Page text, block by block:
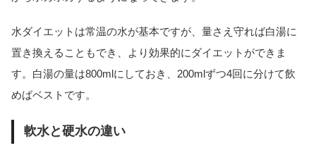
水ダイエットは常温の水が基本ですが、量さえ守れば白湯に
置き換えることもでき、より効果的にダイエットができま
す。白湯の量は800mlにしておき、200mlずつ4回に分けて飲
めばベストです。
軟水と硬水の違い